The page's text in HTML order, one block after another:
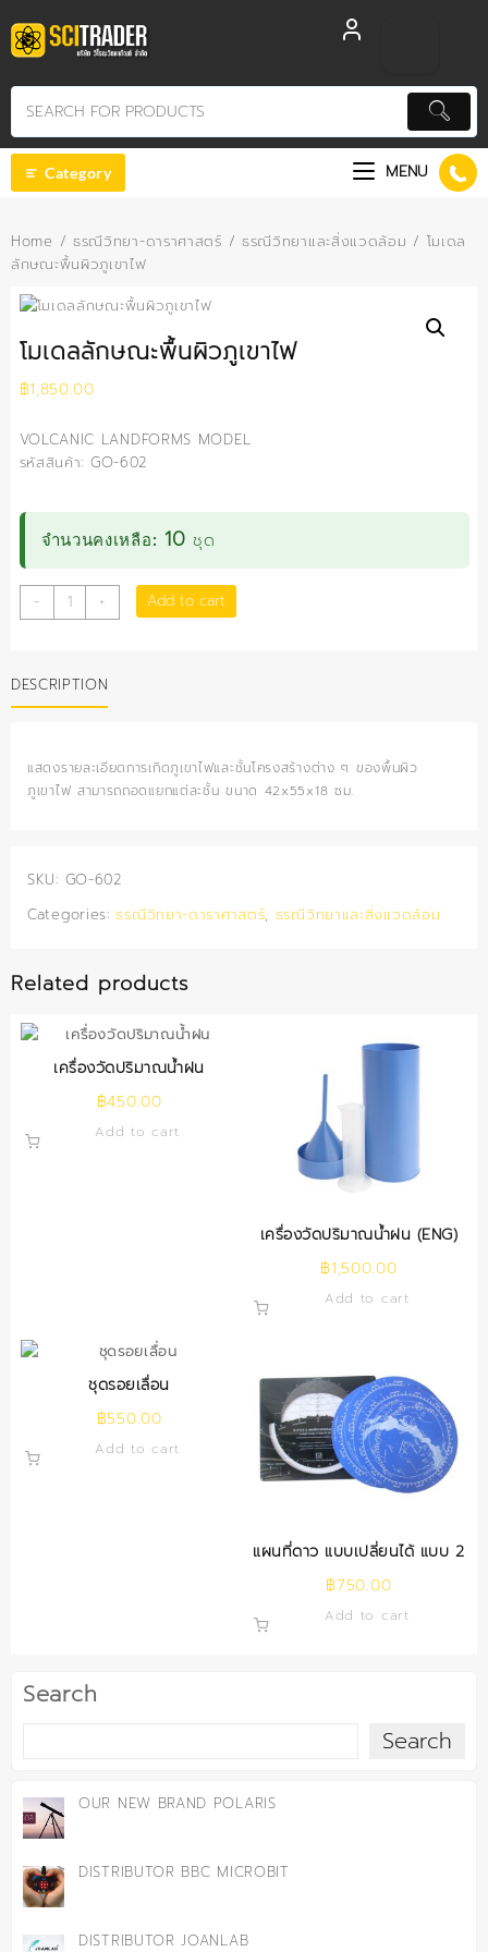
to
content
Category MENU
Search
Search
OUR NEW BRAND POLARIS
DISTRIBUTOR BBC MICROBIT
DISTRIBUTOR JOANLAB
Home / ธรณีวิทยา-ดาราศาสตร์ / ธรณีวิทยาและสิ่งแวดล้อม / โมเดล
ลักษณะพื้นผิวภูเขาไฟ
โมเดลลักษณะพื้นผิวภูเขาไฟ
฿1,850.00
VOLCANIC LANDFORMS MODEL
รหัสสินค้า: GO-602
จำนวนคงเหลือ: 10 ชุด
-
โมเดล
ลักษณะ
ภูเขาไฟ
quantity
+ Add to cart
DESCRIPTION
แสดงรายละเอียดการเกิดภูเขาไฟและชั้นโครงสร้างต่าง ๆ ของพื้นผิว
ภูเขาไฟ สามารถถอดแยกแต่ละชั้น ขนาด 42x55x18 ซม.
SKU: GO-602
Categories:ธรณีวิทยา-ดาราศาสตร์, ธรณีวิทยาและสิ่งแวดล้อม
Related products
เครื่องวัดปริมาณน้ำฝน
฿450.00
Add to cart
เครื่องวัดปริมาณน้ำฝน (ENG)
฿1,500.00
Add to cart
ชุดรอยเลื่อน
฿550.00
Add to cart
แผนที่ดาว แบบเปลี่ยนได้ แบบ 2
฿750.00
Add to cart